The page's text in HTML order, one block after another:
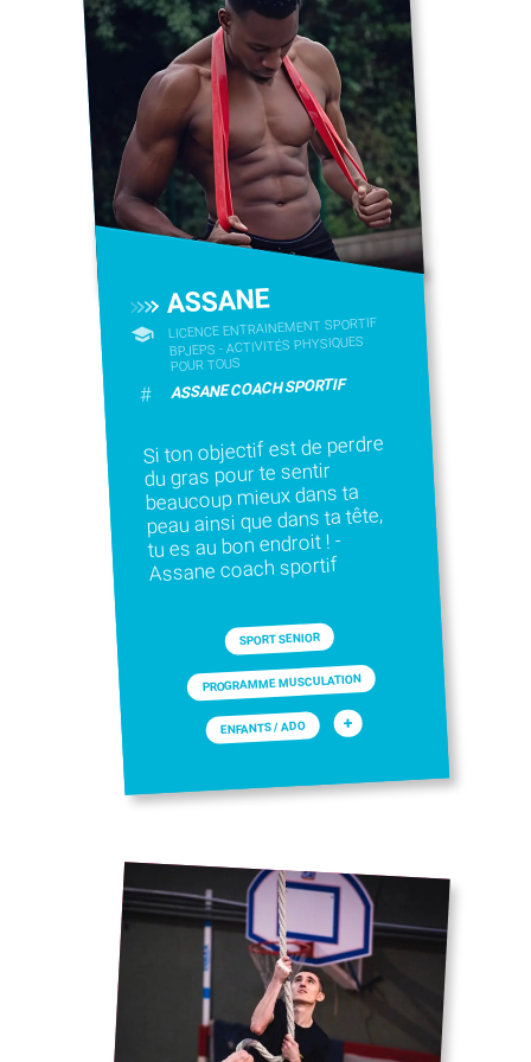
ASSANE
LICENCE ENTRAINEMENT SPORTIF
BPJEPS - ACTIVITÉS PHYSIQUES
POUR TOUS
# ASSANE COACH SPORTIF
Si ton objectif est de perdre
du gras pour te sentir
beaucoup mieux dans ta
peau ainsi que dans ta tête,
tu es au bon endroit ! -
Assane coach sportif
SPORT SENIOR
PROGRAMME MUSCULATION
ENFANTS / ADO +